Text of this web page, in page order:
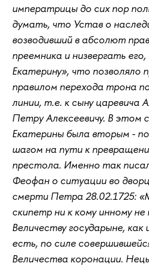
императрицы до сих пор
думать, что Устав о
возводивший в абсолют
преемника и низвергать
Екатерину», что позволяло
правилом перехода трона
линии, т.е. к сыну царевича
Петру Алексеевичу. В этом
Екатерины была вторым -
шагом на пути к
престола. Именно так
Феофан о ситуации во
смерти Петра 28.02.1725:
скипетр ни к кому инному
Величеству государыне,
есть, по силе
Величества коронации.